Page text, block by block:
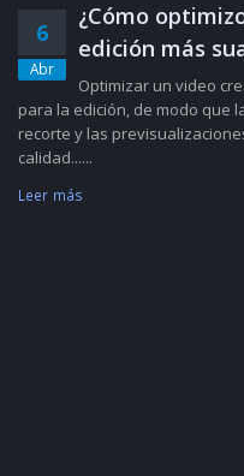
6
Abr
¿Cómo
edición más
Optimizar un video
para la edición, de modo que
recorte y las
calidad......
Leer más